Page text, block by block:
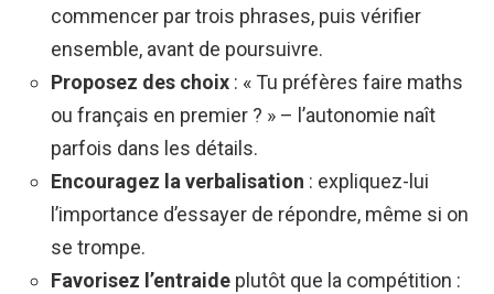
commencer par trois phrases, puis vérifier
ensemble, avant de poursuivre.
Proposez des choix : « Tu préfères faire maths
ou français en premier ? » – l’autonomie naît
parfois dans les détails.
Encouragez la verbalisation : expliquez-lui
l’importance d’essayer de répondre, même si on
se trompe.
Favorisez l’entraide plutôt que la compétition :